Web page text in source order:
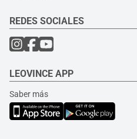
REDES SOCIALES
LEOVINCE APP
Saber más